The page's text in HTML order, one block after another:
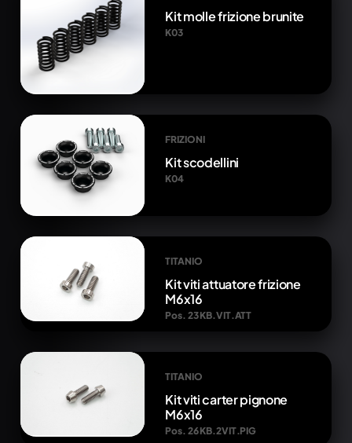
Kit molle frizione brunite
K03
FRIZIONI
Kit scodellini
K04
TITANIO
Kit viti attuatore frizione
M6x16
Pos. 23 KB.VIT.ATT
TITANIO
Kit viti carter pignone
M6x16
Pos. 26 KB.2VIT.PIG